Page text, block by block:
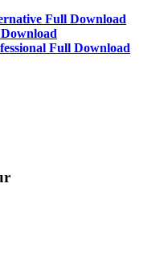
Full Download
Full Download